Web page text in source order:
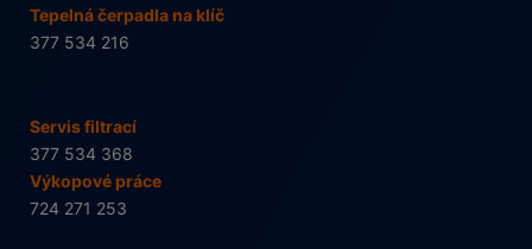
Tepelná čerpadla na klíč
377 534 216
Servis filtrací
377 534 368
Výkopové práce
724 271 253